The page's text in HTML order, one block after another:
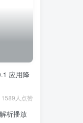
应用降
1589人点赞
析播放